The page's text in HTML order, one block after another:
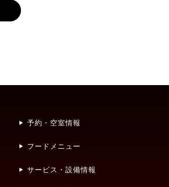
予約・空室情報
フードメニュー
サービス・設備情報